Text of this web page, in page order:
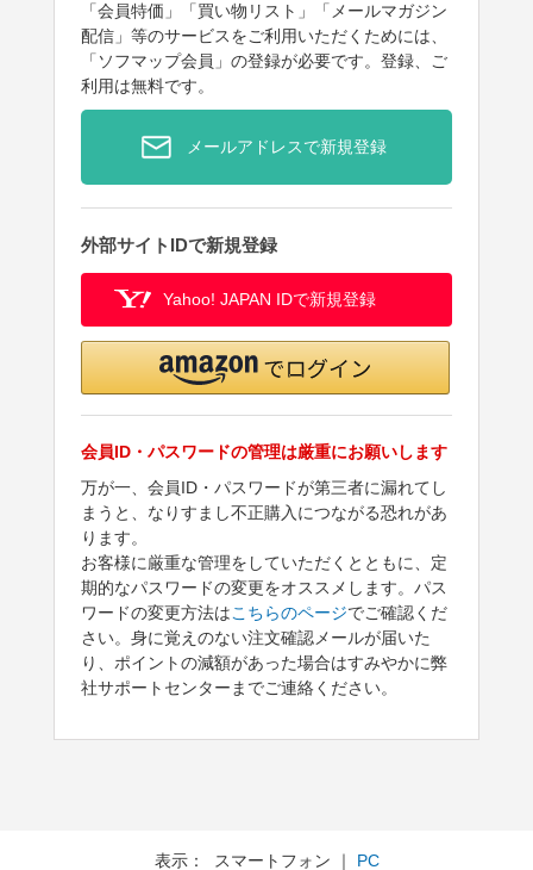
「会員特価」「買い物リスト」「メールマガジン
配信」等のサービスをご利用いただくためには、
「ソフマップ会員」の登録が必要です。登録、ご
利用は無料です。
メールアドレスで新規登録
外部サイトIDで新規登録
Yahoo! JAPAN IDで新規登録
会員ID・パスワードの管理は厳重にお願いします
万が一、会員ID・パスワードが第三者に漏れてし
まうと、なりすまし不正購入につながる恐れがあ
ります。
お客様に厳重な管理をしていただくとともに、定
期的なパスワードの変更をオススメします。パス
ワードの変更方法はこちらのページでご確認くだ
さい。身に覚えのない注文確認メールが届いた
り、ポイントの減額があった場合はすみやかに弊
社サポートセンターまでご連絡ください。
表示： スマートフォン ｜ PC